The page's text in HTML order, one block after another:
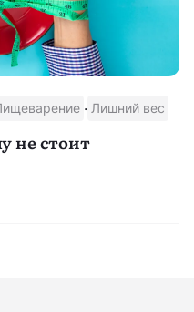
· Лишний вес
не стоит